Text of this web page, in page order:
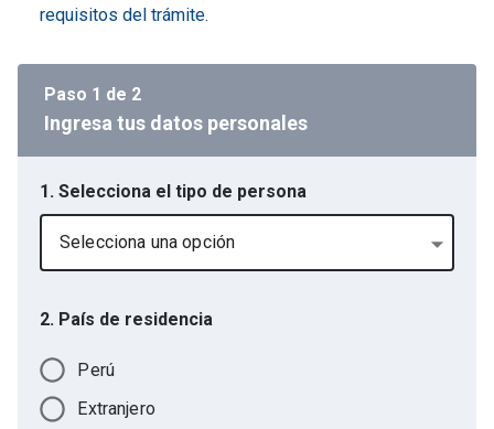
requisitos del trámite.
Paso 1 de 2
Ingresa tus datos personales
1. Selecciona el tipo de persona
Selecciona una opción
2. País de residencia
Perú
Extranjero